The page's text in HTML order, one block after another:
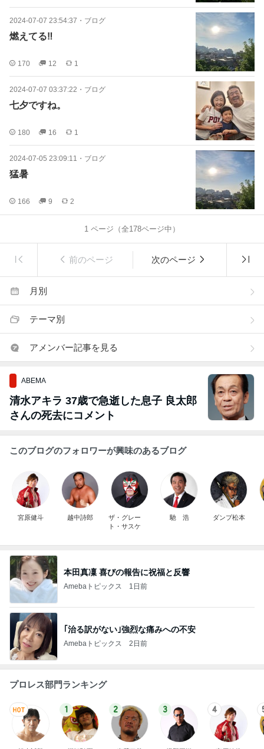
2024-07-07 23:54:37 ・ ブログ
燃えてる‼️
170 12 1
2024-07-07 03:37:22 ・ ブログ
七夕ですね。
180 16 1
2024-07-05 23:09:11 ・ ブログ
猛暑
166 9 2
1 ページ（全178ページ中）
前のページ 次のページ
月別
テーマ別
アメンバー記事を見る
ABEMA
清水アキラ 37歳で急逝した息子 良太郎
さんの死去にコメント
このブログのフォロワーが興味のあるブログ
宮原健斗 越中詩郎
ザ・グレー
ト・サスケ
馳 浩 ダンプ松本
本田真凜 喜びの報告に祝福と反響
Amebaトピックス 1日前
｢治る訳がない｣強烈な痛みへの不安
Amebaトピックス 2日前
プロレス部門ランキング
1 2 3 4